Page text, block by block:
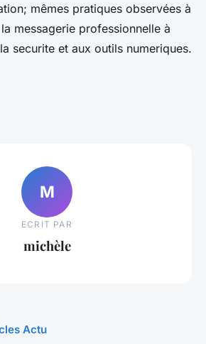
mêmes pratiques observées à
messagerie professionnelle à
securite et aux outils numeriques.
M
ECRIT PAR
michèle
Actu